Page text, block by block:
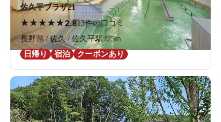
佐久平プラザ21
★★★★★2.813件の口コミ
長野県 / 佐久 / 佐久平駅225m
日帰り
宿泊 クーポンあり